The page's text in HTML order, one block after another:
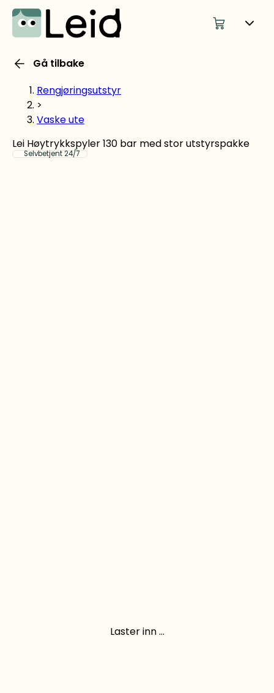
Gå tilbake
Rengjøringsutstyr
>
Vaske ute
Lei Høytrykkspyler 130 bar med stor utstyrspakke
Selvbetjent 24/7
Laster inn ...